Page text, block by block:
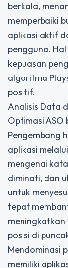
berkala,
memperbaiki
aplikasi aktif
pengguna.
kepuasan
algoritma
positif.
Analisis Data
Optimasi ASO
Pengembang
aplikasi
mengenai
diminati, dan
untuk
tepat
meningkatkan
posisi di
Mendominasi
memiliki